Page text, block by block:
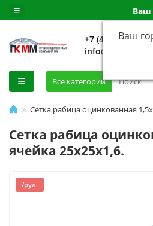
Ваш
Ваш
+7 (499) 648-92-
Все категории
Сетка рабица оцинкованная
Сетка рабица
ячейка 25x25x1,6.
/рул.